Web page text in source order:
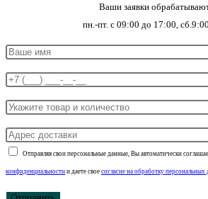
Ваши заявки
пн.-пт. с 09:00 до 17:00,
Отправляя свои персональные данные, Вы автоматически
конфиденциальности и даете свое согласие на обработку персональных